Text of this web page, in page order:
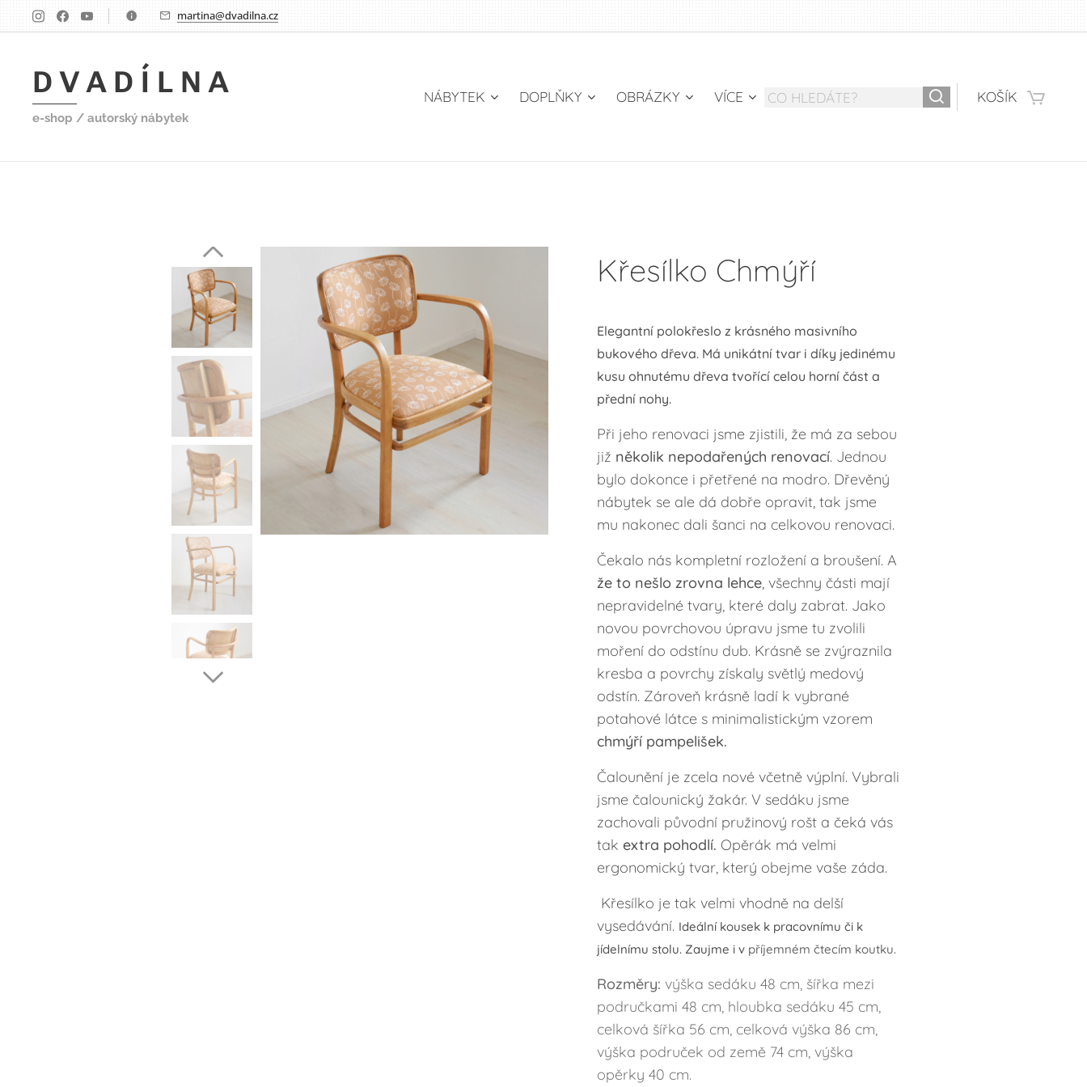
martina@dvadilna.cz
D V A D Í L N A
e-shop / autorský nábytek
NÁBYTEK DOPLŇKY OBRÁZKY VÍCE KOŠÍK
Křesílko Chmýří
Elegantní polokřeslo z krásného masivního
bukového dřeva. Má unikátní tvar i díky jedinému
kusu ohnutému dřeva tvořící celou horní část a
přední nohy.
Při jeho renovaci jsme zjistili, že má za sebou
již několik nepodařených renovací. Jednou
bylo dokonce i přetřené na modro. Dřevěný
nábytek se ale dá dobře opravit, tak jsme
mu nakonec dali šanci na celkovou renovaci.
Čekalo nás kompletní rozložení a broušení. A
že to nešlo zrovna lehce, všechny části mají
nepravidelné tvary, které daly zabrat. Jako
novou povrchovou úpravu jsme tu zvolili
moření do odstínu dub. Krásně se zvýraznila
kresba a povrchy získaly světlý medový
odstín. Zároveň krásně ladí k vybrané
potahové látce s minimalistickým vzorem
chmýří pampelišek.
Čalounění je zcela nové včetně výplní. Vybrali
jsme čalounický žakár. V sedáku jsme
zachovali původní pružinový rošt a čeká vás
tak extra pohodlí. Opěrák má velmi
ergonomický tvar, který obejme vaše záda.
Křesílko je tak velmi vhodně na delší
vysedávání. Ideální kousek k pracovnímu či k
jídelnímu stolu. Zaujme i v příjemném čtecím koutku.
Rozměry: výška sedáku 48 cm, šířka mezi
područkami 48 cm, hloubka sedáku 45 cm,
celková šířka 56 cm, celková výška 86 cm,
výška područek od země 74 cm, výška
opěrky 40 cm.